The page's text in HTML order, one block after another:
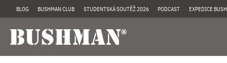
BLOG BUSHMAN CLUB STUDENTSKÁ SOUTĚŽ 2026 PODCAST EXPEDICE